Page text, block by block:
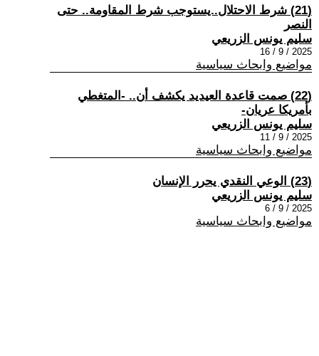
(21) شرط الاحتلال..يستوجب شرط المقاومة.. حتى
النصر
سليم يونس الزريعي
2025 / 9 / 16
مواضيع وابحاث سياسية
(22) صمت قاعدة العيديد يكشف أن.. -المتغطي
بأمريكا عريان-
سليم يونس الزريعي
2025 / 9 / 11
مواضيع وابحاث سياسية
(23) الوعي النقدي يحرر الإنسان
سليم يونس الزريعي
2025 / 9 / 6
مواضيع وابحاث سياسية